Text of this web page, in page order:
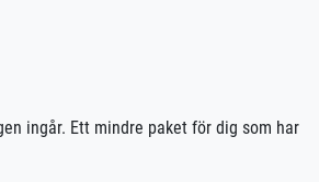
ingår. Ett mindre paket för dig som har